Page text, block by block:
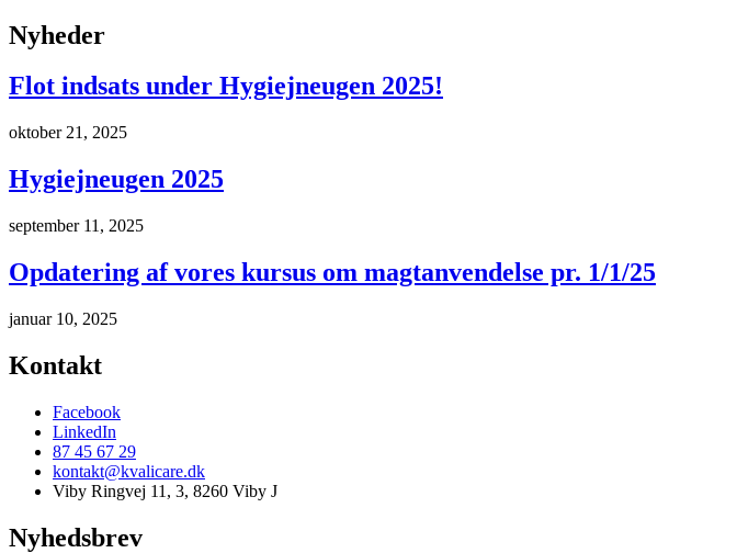
Nyheder
Flot indsats under Hygiejneugen 2025!
oktober 21, 2025
Hygiejneugen 2025
september 11, 2025
Opdatering af vores kursus om magtanvendelse pr. 1/1/25
januar 10, 2025
Kontakt
Facebook
LinkedIn
87 45 67 29
kontakt@kvalicare.dk
Viby Ringvej 11, 3, 8260 Viby J
Nyhedsbrev